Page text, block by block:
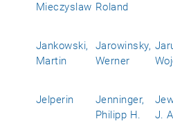
Mieczyslaw Roland
Jankowski,
Martin
Jarowinsky,
Werner
Jelperin
Jenninger,
Philipp H.
J.